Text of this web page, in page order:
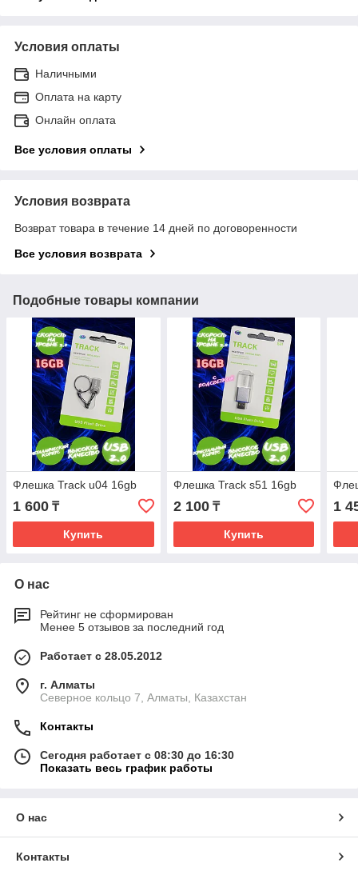
Условия оплаты
Наличными
Оплата на карту
Онлайн оплата
Все условия оплаты
Условия возврата
Возврат товара в течение 14 дней по договоренности
Все условия возврата
Подобные товары компании
Флешка Track u04 16gb
1 600 ₸
Купить
Флешка Track s51 16gb
2 100₸
Купить
1
О нас
Рейтинг не сформирован
Менее 5 отзывов за последний год
Работает с 28.05.2012
г. Алматы
Северное кольцо 7, Алматы, Казахстан
Контакты
Сегодня работает с 08:30 до 16:30
Показать весь график работы
О нас
Контакты